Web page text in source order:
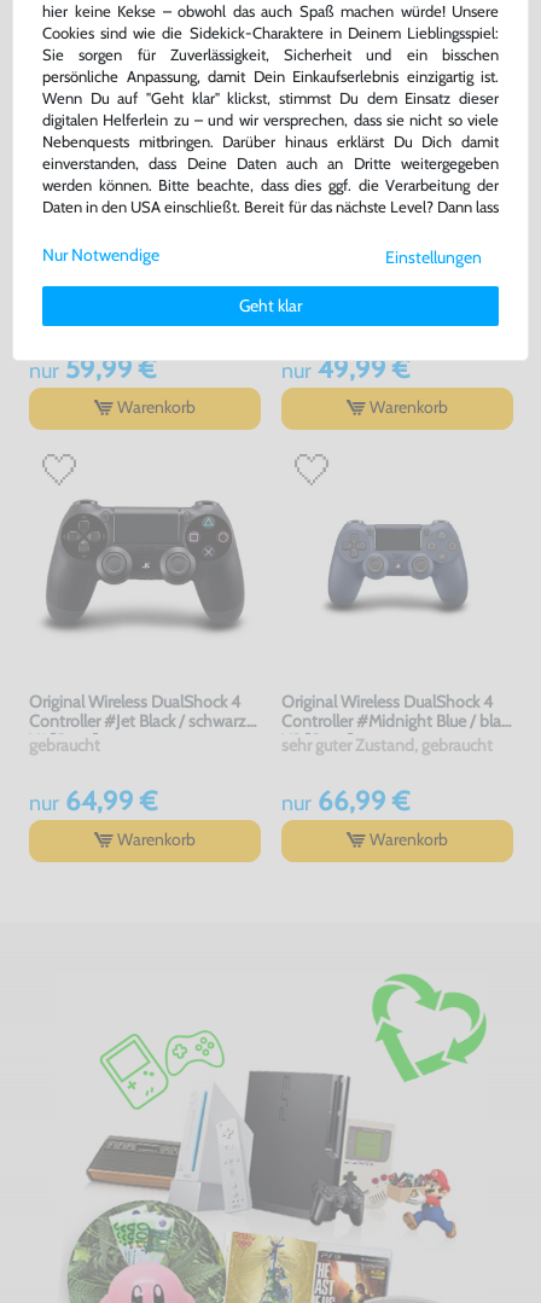
Original Wireless DualShock 4
Controller #Jet Black / schwarz
sehr guter Zustand, gebraucht
nur59,99 €
Warenkorb
Original Wireless DualShock 4
Controller #Jet Black / schwarz
V2 [Sony]
gebraucht
nur49,99 €
Warenkorb
Original Wireless DualShock 4
Controller #Jet Black / schwarz
V1 [Sony]
gebraucht
nur64,99 €
Warenkorb
Original Wireless DualShock 4
Controller #Midnight Blue / blau
V2 [Sony]
sehr guter Zustand, gebraucht
nur66,99 €
Warenkorb
hier keine Kekse – obwohl das auch Spaß machen würde! Unsere
Cookies sind wie die Sidekick-Charaktere in Deinem Lieblingsspiel:
Sie sorgen für Zuverlässigkeit, Sicherheit und ein bisschen
persönliche Anpassung, damit Dein Einkaufserlebnis einzigartig ist.
Wenn Du auf "Geht klar" klickst, stimmst Du dem Einsatz dieser
digitalen Helferlein zu – und wir versprechen, dass sie nicht so viele
Nebenquests mitbringen. Darüber hinaus erklärst Du Dich damit
einverstanden, dass Deine Daten auch an Dritte weitergegeben
werden können. Bitte beachte, dass dies ggf. die Verarbeitung der
Daten in den USA einschließt. Bereit für das nächste Level? Dann lass
Weitere Informationen zu den von uns verwendeten Cookies und
Deinen Rechten als Nutzer findest Du in unsererDaten­schutz­
Impressum.
Einstellungen
Geht klar
Nur Notwendige